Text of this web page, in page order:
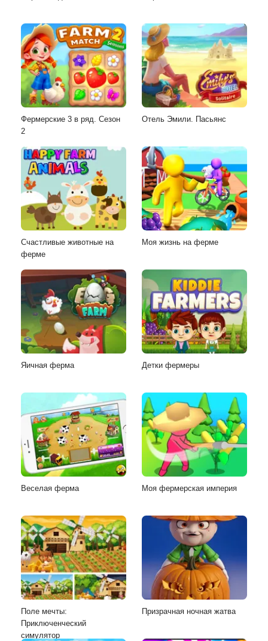
Фермерские 3 в ряд. Сезон
2
Отель Эмили. Пасьянс
Счастливые животные на
ферме
Моя жизнь на ферме
Яичная ферма Детки фермеры
Веселая ферма Моя фермерская империя
Поле мечты:
Приключенческий
симулятор
Призрачная ночная жатва